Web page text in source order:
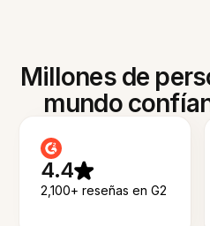
Millones de
mundo
4.4
2,100+ reseñas en G2